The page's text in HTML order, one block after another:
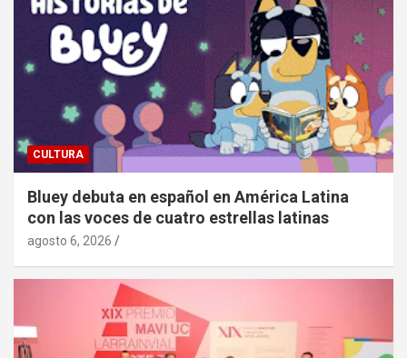
CULTURA
Bluey debuta en español en América Latina
con las voces de cuatro estrellas latinas
agosto 6, 2026